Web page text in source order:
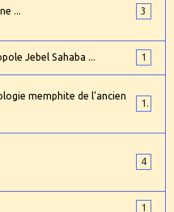
... 3
Jebel Sahaba ... 1
memphite de l'ancien
1
4
1